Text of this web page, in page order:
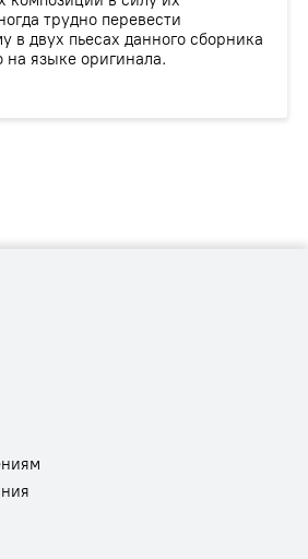
трудно перевести
в двух пьесах данного сборника
на языке оригинала.